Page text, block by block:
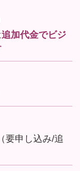
追加代金でビジ
（要申し込み/追